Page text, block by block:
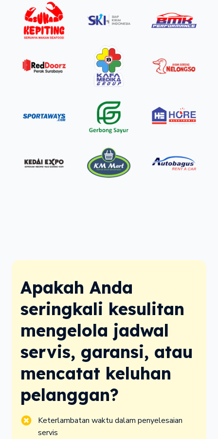
Apakah Anda
seringkali kesulitan
mengelola jadwal
servis, garansi, atau
mencatat keluhan
pelanggan?
Keterlambatan waktu dalam penyelesaian
servis